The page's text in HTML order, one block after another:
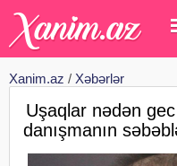
Xanim.az / Xəbərlər
Uşaqlar nədən
danışmanın